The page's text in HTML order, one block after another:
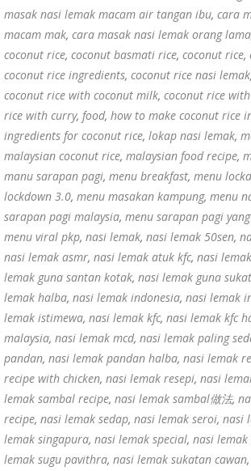
masak nasi lemak macam air tangan ibu, cara
macam mak, cara masak nasi lemak orang lama
coconut rice, coconut basmati rice, coconut rice,
coconut rice ingredients, coconut rice nasi lemak,
coconut rice with coconut milk, coconut rice
rice with curry, food, how to make coconut rice
ingredients for coconut rice, lokap nasi lemak,
malaysian coconut rice, malaysian food recipe,
manu sarapan pagi, menu breakfast, menu
lockdown 3.0, menu masakan kampung, menu
sarapan pagi malaysia, menu sarapan pagi
menu viral pkp, nasi lemak, nasi lemak 50sen,
nasi lemak asmr, nasi lemak atuk kfc, nasi
lemak guna santan kotak, nasi lemak guna
lemak halba, nasi lemak indonesia, nasi lemak
lemak istimewa, nasi lemak kfc, nasi lemak kfc
malaysia, nasi lemak mcd, nasi lemak paling
pandan, nasi lemak pandan halba, nasi lemak
recipe with chicken, nasi lemak resepi, nasi
lemak sambal recipe, nasi lemak sambal做法,
recipe, nasi lemak sedap, nasi lemak seroi, nasi
lemak singapura, nasi lemak special, nasi
lemak sugu pavithra, nasi lemak sukatan cawan,